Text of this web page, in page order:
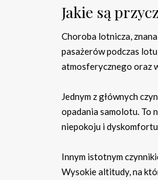
Jakie są
Choroba lotnicza,
pasażerów podczas
atmosferycznego oraz
Jednym z głównych
opadania samolotu. To
niepokoju i
Innym istotnym
Wysokie altitudy, na